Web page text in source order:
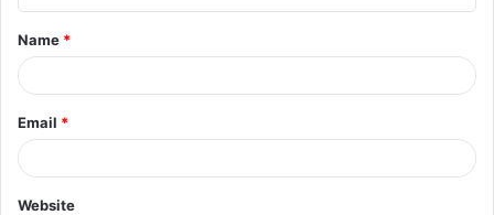
t
*
Name *
Email *
Website